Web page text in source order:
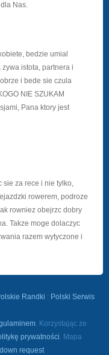
Nas.
bedzie umial
istota, partnera i
i bede sie czula
NIE SZUKAM
Pana ktory jest
sie za rece i nie tylko,
rowerem, podroze
rowniez obejrzc dobry
Takze moge dolaczyc
razem wytyczone i
Randki : Polski Serwis
. Korzystając ze
prywatności. Mapa
request